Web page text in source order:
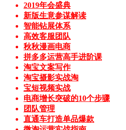
2019年会盛典
新版生意参谋解读
智能钻展体系
高效客服团队
秋秋漫画电商
拼多多运营高手进阶课
淘宝文案写作
淘宝摄影实战淘
宝短视频实战
电商增长突破的10个步骤
团队管理
直通车打造单品爆款